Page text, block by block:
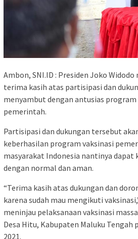
Ambon, SNI.ID : Presiden Joko
terima kasih atas partisipasi dan
menyambut dengan antusias program
pemerintah.
Partisipasi dan dukungan tersebut
keberhasilan program vaksinasi
masyarakat Indonesia nantinya
dengan normal dan aman.
“Terima kasih atas dukungan dan
karena sudah mau mengikuti
meninjau pelaksanaan vaksinasi
Desa Hitu, Kabupaten Maluku Tengah
2021.